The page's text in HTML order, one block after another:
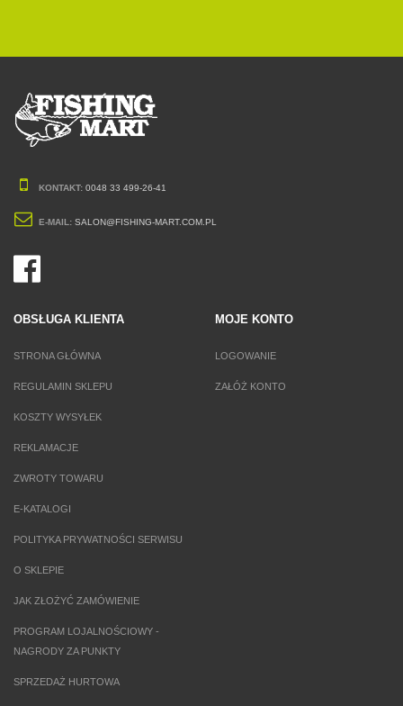
KONTAKT: 0048 33 499-26-41
E-MAIL: SALON@FISHING-MART.COM.PL
OBSŁUGA KLIENTA
STRONA GŁÓWNA
REGULAMIN SKLEPU
KOSZTY WYSYŁEK
REKLAMACJE
ZWROTY TOWARU
E-KATALOGI
POLITYKA PRYWATNOŚCI SERWISU
O SKLEPIE
JAK ZŁOŻYĆ ZAMÓWIENIE
PROGRAM LOJALNOŚCIOWY -
NAGRODY ZA PUNKTY
SPRZEDAŻ HURTOWA
MOJE KONTO
LOGOWANIE
ZAŁÓŻ KONTO